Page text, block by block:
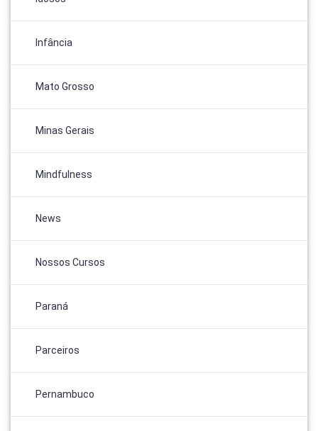
Infância
Mato Grosso
Minas Gerais
Mindfulness
News
Nossos Cursos
Paraná
Parceiros
Pernambuco